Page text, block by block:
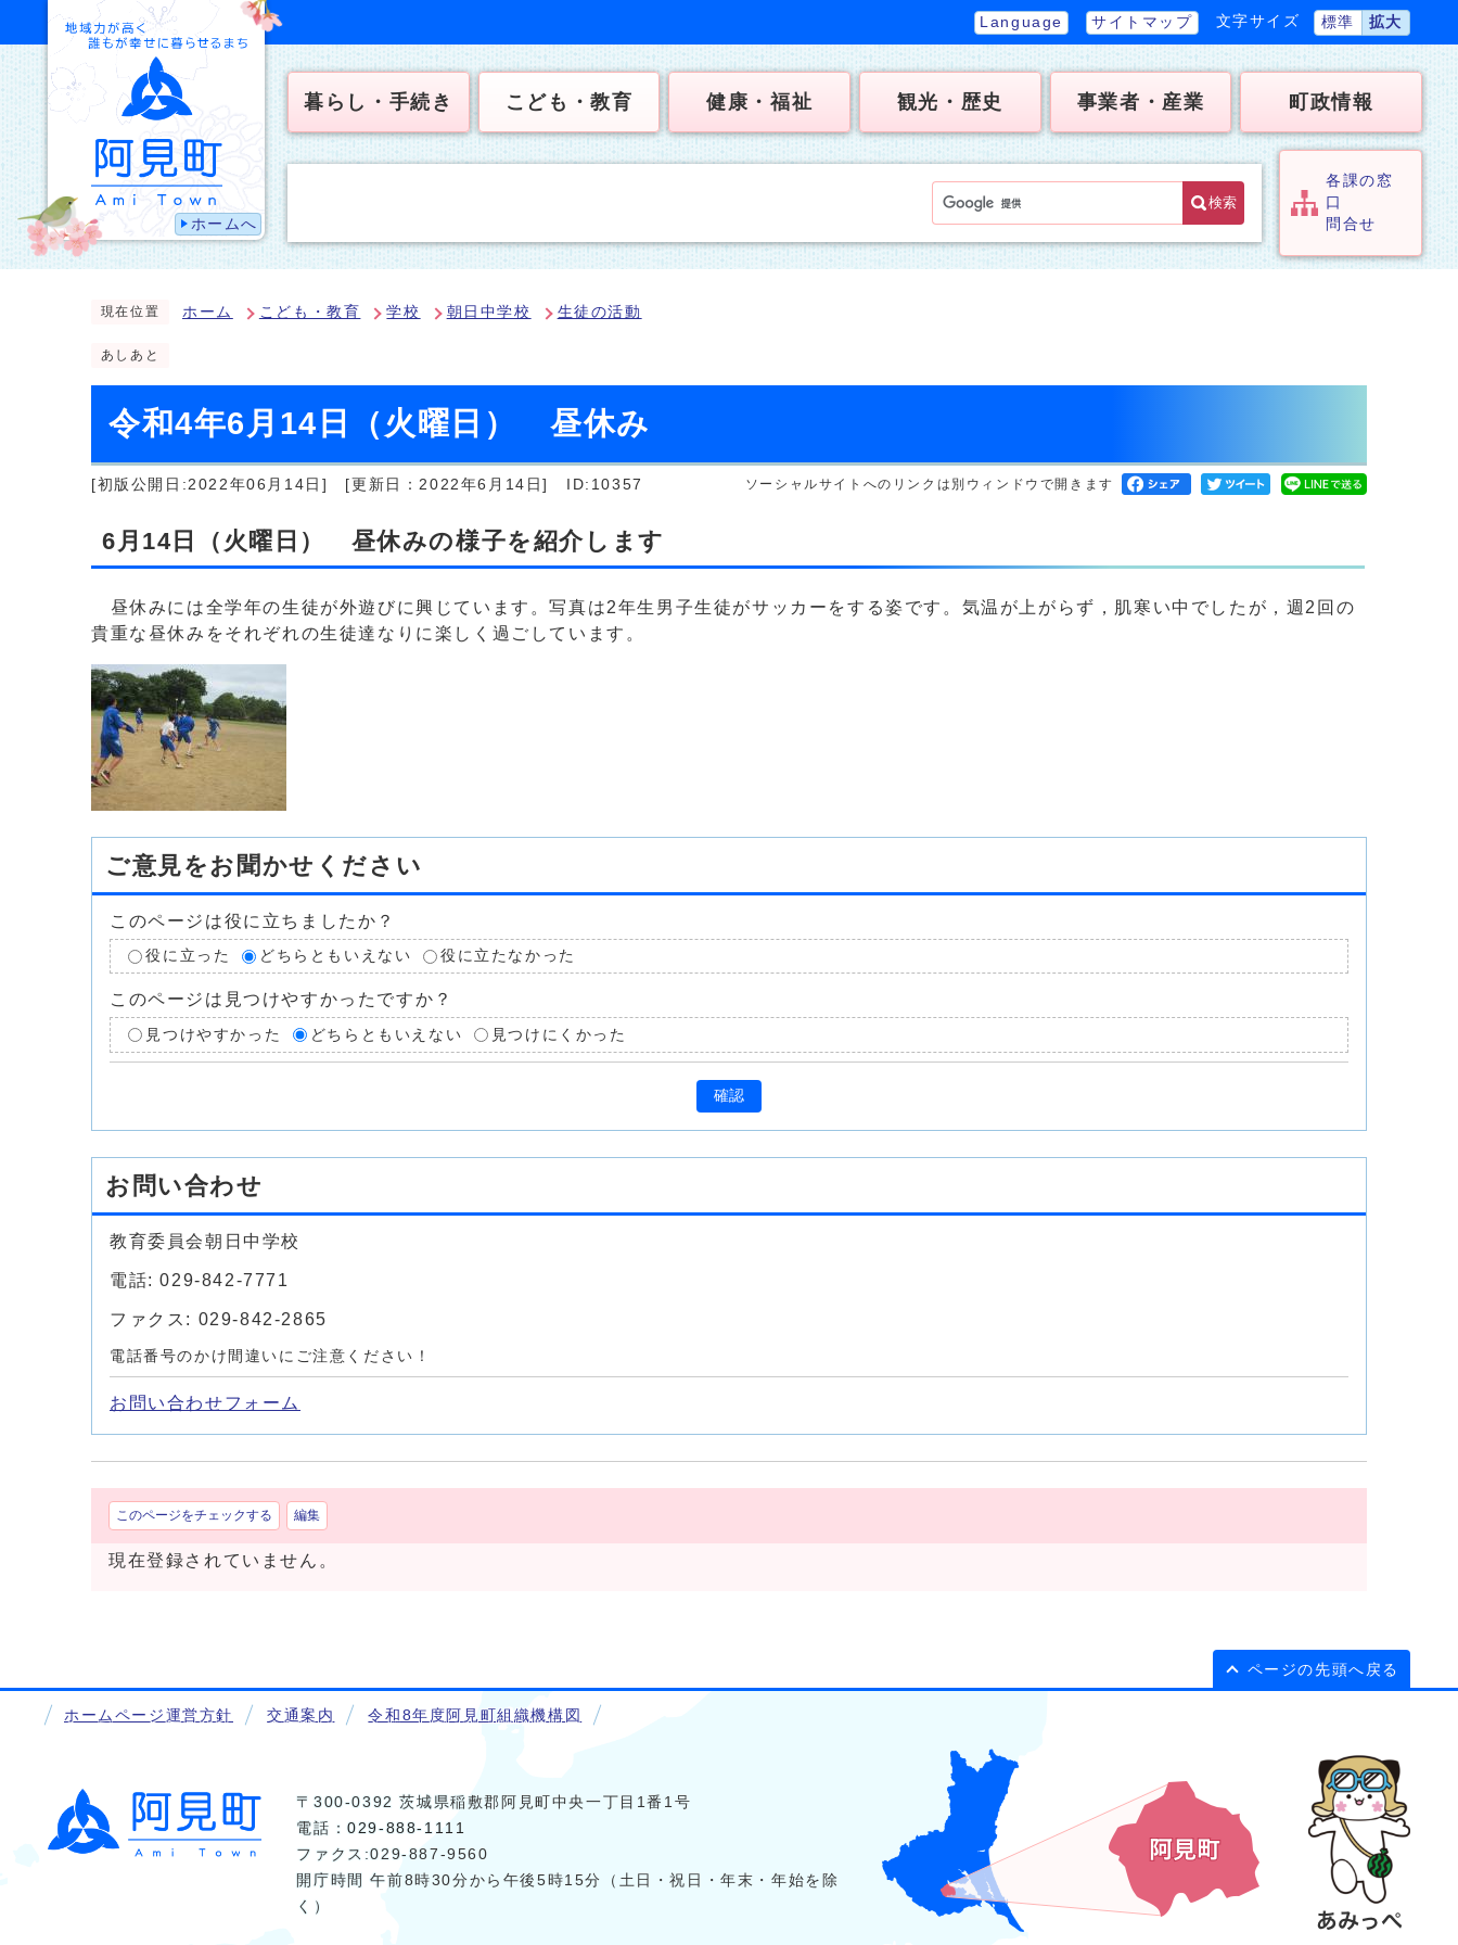
ホームへ
Language サイトマップ 文字サイズ 標準 拡大
暮らし・手続き こども・教育 健康・福祉 観光・歴史 事業者・産業 町政情報
検索
各課の窓
口
問合せ
現在位置 ホーム こども・教育 学校 朝日中学校 生徒の活動
あしあと
令和4年6月14日（火曜日） 昼休み
[初版公開日:2022年06月14日] [更新日：2022年6月14日] ID:10357 ソーシャルサイトへのリンクは別ウィンドウで開きます
6月14日（火曜日） 昼休みの様子を紹介します
昼休みには全学年の生徒が外遊びに興じています。写真は2年生男子生徒がサッカーをする姿です。気温が上がらず，肌寒い中でしたが，週2回の
貴重な昼休みをそれぞれの生徒達なりに楽しく過ごしています。
ご意見をお聞かせください
このページは役に立ちましたか？
役に立った どちらともいえない 役に立たなかった
このページは見つけやすかったですか？
見つけやすかった どちらともいえない 見つけにくかった
確認
お問い合わせ
教育委員会朝日中学校
電話: 029-842-7771
ファクス: 029-842-2865
電話番号のかけ間違いにご注意ください！
お問い合わせフォーム
このページをチェックする 編集
現在登録されていません。
ページの先頭へ戻る
ホームページ運営方針 交通案内 令和8年度阿見町組織機構図
〒300-0392 茨城県稲敷郡阿見町中央一丁目1番1号
電話：029-888-1111
ファクス:029-887-9560
開庁時間 午前8時30分から午後5時15分（土日・祝日・年末・年始を除
く）